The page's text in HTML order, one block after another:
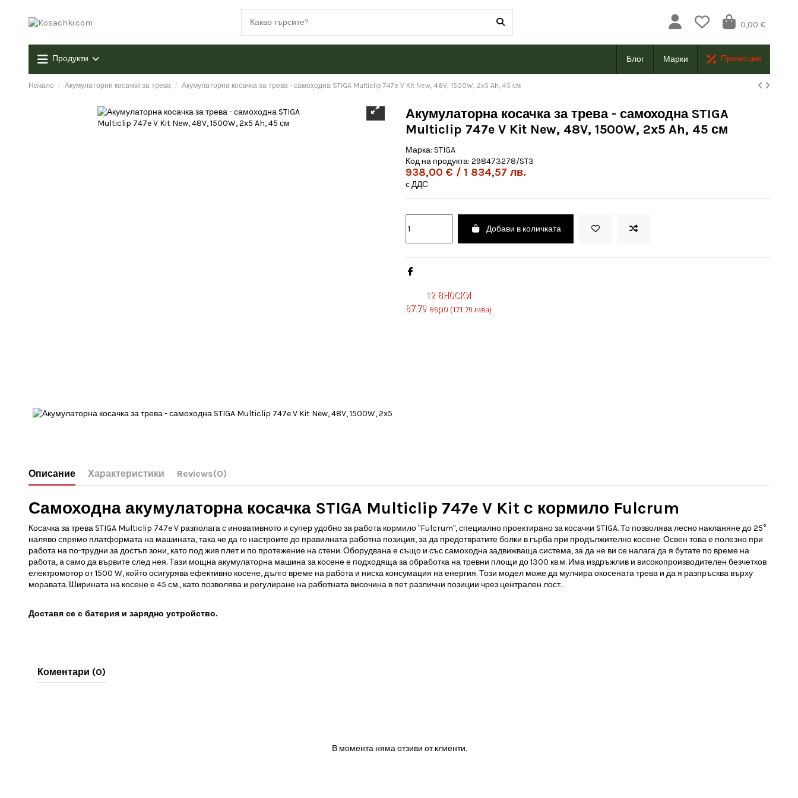
0,00 €
Продукти Промоции
Марки
Блог
Начало Акумулаторни косачки за трева Акумулаторна косачка за трева - самоходна STIGA Multiclip 747e V Kit New, 48V, 1500W, 2x5 Ah, 45 см
Акумулаторна косачка за трева - самоходна STIGA
Multiclip 747e V Kit New, 48V, 1500W, 2x5 Ah, 45 см
Марка: STIGA
Код на продукта: 298473278/ST3
938,00 € / 1 834,57 лв.
с ДДС
Добави в количката
12ВНОСКИ
87.79 евро(171.70 лева)
Описание Характеристики Reviews(0)
Самоходна акумулаторна косачка STIGA Multiclip 747e V Kit с кормило Fulcrum
Косачка за трева STIGA Multiclip 747e V разполага с иновативното и супер удобно за работа кормило "Fulcrum", специално проектирано за косачки STIGA. То позволява лесно накланяне до 25°
наляво спрямо платформата на машината, така че да го настроите до правилната работна позиция, за да предотвратите болки в гърба при продължително косене. Освен това е полезно при
работа на по-трудни за достъп зони, като под жив плет и по протежение на стени. Оборудвана е също и със самоходна задвижваща система, за да не ви се налага да я бутате по време на
работа, а само да вървите след нея. Тази мощна акумулаторна машина за косене е подходяща за обработка на тревни площи до 1300 кв.м. Има издръжлив и високопроизводителен безчетков
електромотор от 1500 W, който осигурява ефективно косене, дълго време на работа и ниска консумация на енергия. Този модел може да мулчира окосената трева и да я разпръсква върху
моравата. Ширината на косене е 45 см., като позволява и регулиране на работната височина в пет различни позиции чрез централен лост.
Доставя се с батерия и зарядно устройство.
Коментари (0)
В момента няма отзиви от клиенти.